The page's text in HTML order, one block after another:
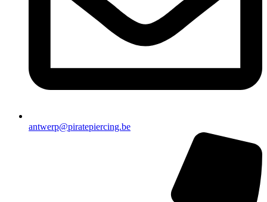
antwerp@piratepiercing.be